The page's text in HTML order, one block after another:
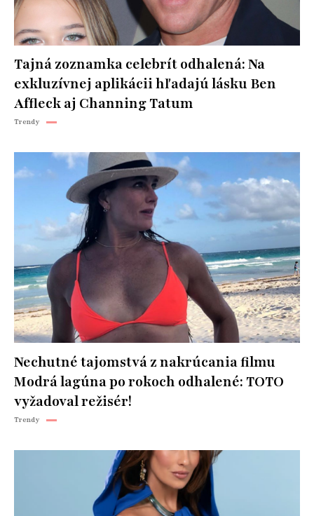
Tajná zoznamka celebrít odhalená: Na
exkluzívnej aplikácii hľadajú lásku Ben
Affleck aj Channing Tatum
Trendy
Nechutné tajomstvá z nakrúcania filmu
Modrá lagúna po rokoch odhalené: TOTO
vyžadoval režisér!
Trendy